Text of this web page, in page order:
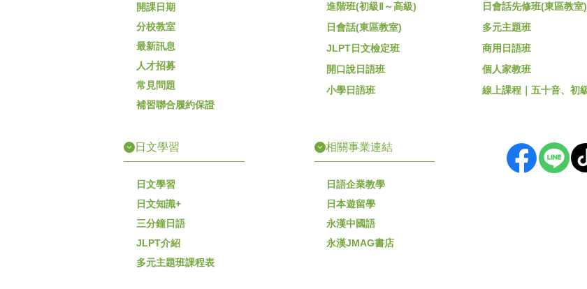
開課日期
分校教室
最新訊息
人才招募
常見問題
補習聯合履約保證
進階班(初級Ⅱ～高級)
日會話先修班(東區教室)
日會話(東區教室)
多元主題班
JLPT日文檢定班
商用日語班
開口說日語班
個人家教班
小學日語班
日文學習
日文學習
日文知識+
三分鐘日語
JLPT介紹
多元主題班課程表
相關事業連結
日語企業教學
日本遊留學
永漢中國語
永漢JMAG書店